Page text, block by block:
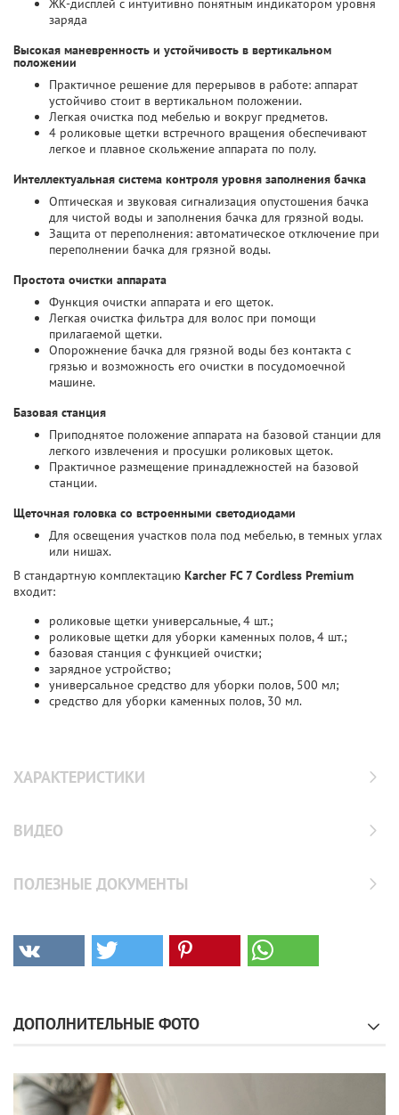
ЖК-дисплей с интуитивно понятным индикатором уровня
заряда
Высокая маневренность и устойчивость в вертикальном
положении
Практичное решение для перерывов в работе: аппарат
устойчиво стоит в вертикальном положении.
Легкая очистка под мебелью и вокруг предметов.
4 роликовые щетки встречного вращения обеспечивают
легкое и плавное скольжение аппарата по полу.
Интеллектуальная система контроля уровня заполнения бачка
Оптическая и звуковая сигнализация опустошения бачка
для чистой воды и заполнения бачка для грязной воды.
Защита от переполнения: автоматическое отключение при
переполнении бачка для грязной воды.
Простота очистки аппарата
Функция очистки аппарата и его щеток.
Легкая очистка фильтра для волос при помощи
прилагаемой щетки.
Опорожнение бачка для грязной воды без контакта с
грязью и возможность его очистки в посудомоечной
машине.
Базовая станция
Приподнятое положение аппарата на базовой станции для
легкого извлечения и просушки роликовых щеток.
Практичное размещение принадлежностей на базовой
станции.
Щеточная головка со встроенными светодиодами
Для освещения участков пола под мебелью, в темных углах
или нишах.
В стандартную комплектацию Karcher FC 7 Cordless Premium
входит:
роликовые щетки универсальные, 4 шт.;
роликовые щетки для уборки каменных полов, 4 шт.;
базовая станция с функцией очистки;
зарядное устройство;
универсальное средство для уборки полов, 500 мл;
средство для уборки каменных полов, 30 мл.
ХАРАКТЕРИСТИКИ
ВИДЕО
ПОЛЕЗНЫЕ ДОКУМЕНТЫ
ДОПОЛНИТЕЛЬНЫЕ ФОТО